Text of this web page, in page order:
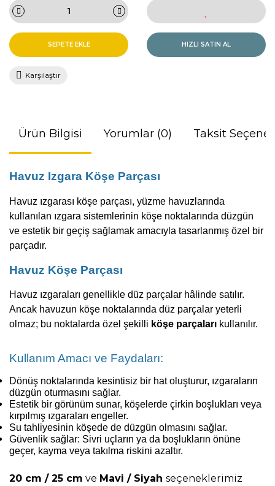
SEPETE EKLE HIZLI SATIN AL
Karşılaştır
Ürün Bilgisi Yorumlar (0) Taksit
Havuz Izgara Köşe Parçası
Havuz ızgarası köşe parçası, yüzme havuzlarında
kullanılan ızgara sistemlerinin köşe noktalarında düzgün
ve estetik bir geçiş sağlamak amacıyla tasarlanmış özel bir
parçadır.
Havuz Köşe Parçası
Havuz ızgaraları genellikle düz parçalar hâlinde satılır.
Ancak havuzun köşe noktalarında düz parçalar yeterli
olmaz; bu noktalarda özel şekilli köşe parçaları kullanılır.
Kullanım Amacı ve Faydaları:
Dönüş noktalarında kesintisiz bir hat oluşturur, ızgaraların
düzgün oturmasını sağlar.
Estetik bir görünüm sunar, köşelerde çirkin boşlukları veya
kırpılmış ızgaraları engeller.
Su tahliyesinin köşede de düzgün olmasını sağlar.
Güvenlik sağlar: Sivri uçların ya da boşlukların önüne
geçer, kayma veya takılma riskini azaltır.
20 cm / 25 cm ve Mavi / Siyah seçeneklerimiz